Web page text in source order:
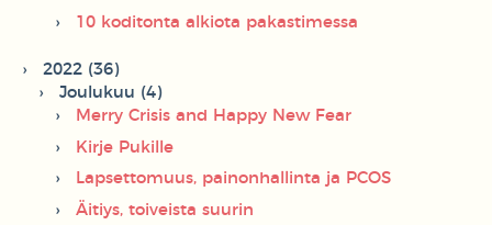
10 koditonta alkiota pakastimessa
2022 (36)
Joulukuu (4)
Merry Crisis and Happy New Fear
Kirje Pukille
Lapsettomuus, painonhallinta ja PCOS
Äitiys, toiveista suurin